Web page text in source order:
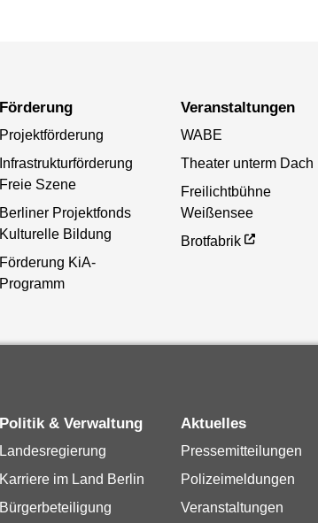
Förderung
Projektförderung
Infrastrukturförderung
Freie Szene
Berliner Projektfonds
Kulturelle Bildung
Förderung KiA-
Programm
Veranstaltungen
WABE
Theater unterm Dach
Freilichtbühne
Weißensee
Brotfabrik
Politik & Verwaltung
Landesregierung
Karriere im Land Berlin
Bürgerbeteiligung
Aktuelles
Pressemitteilungen
Polizeimeldungen
Veranstaltungen